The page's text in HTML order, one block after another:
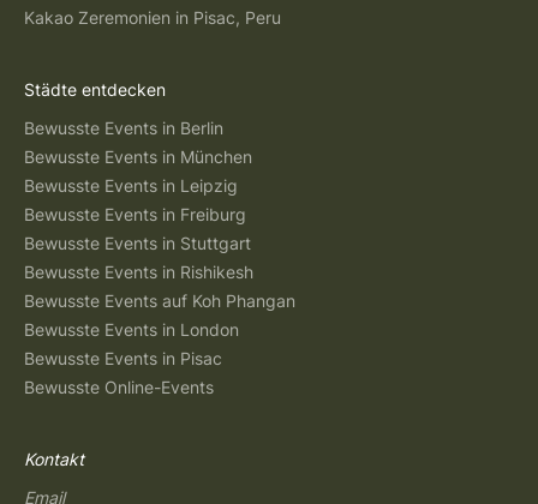
Kakao Zeremonien in Pisac, Peru
Städte entdecken
Bewusste Events in Berlin
Bewusste Events in München
Bewusste Events in Leipzig
Bewusste Events in Freiburg
Bewusste Events in Stuttgart
Bewusste Events in Rishikesh
Bewusste Events auf Koh Phangan
Bewusste Events in London
Bewusste Events in Pisac
Bewusste Online-Events
Kontakt
Email